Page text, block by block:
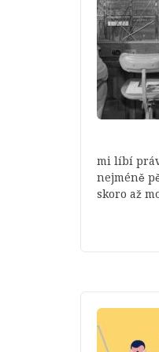
mi líbí
nejméně
skoro až